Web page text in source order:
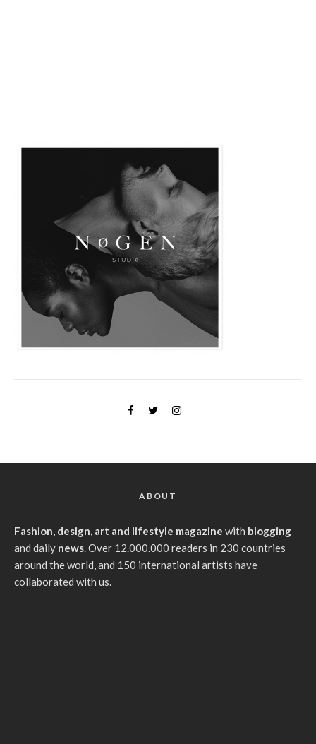
ABOUT
Fashion, design, art and lifestyle magazine with blogging
and daily news. Over 12.000.000 readers in 230 countries
around the world, and 150 international artists have
collaborated with us.